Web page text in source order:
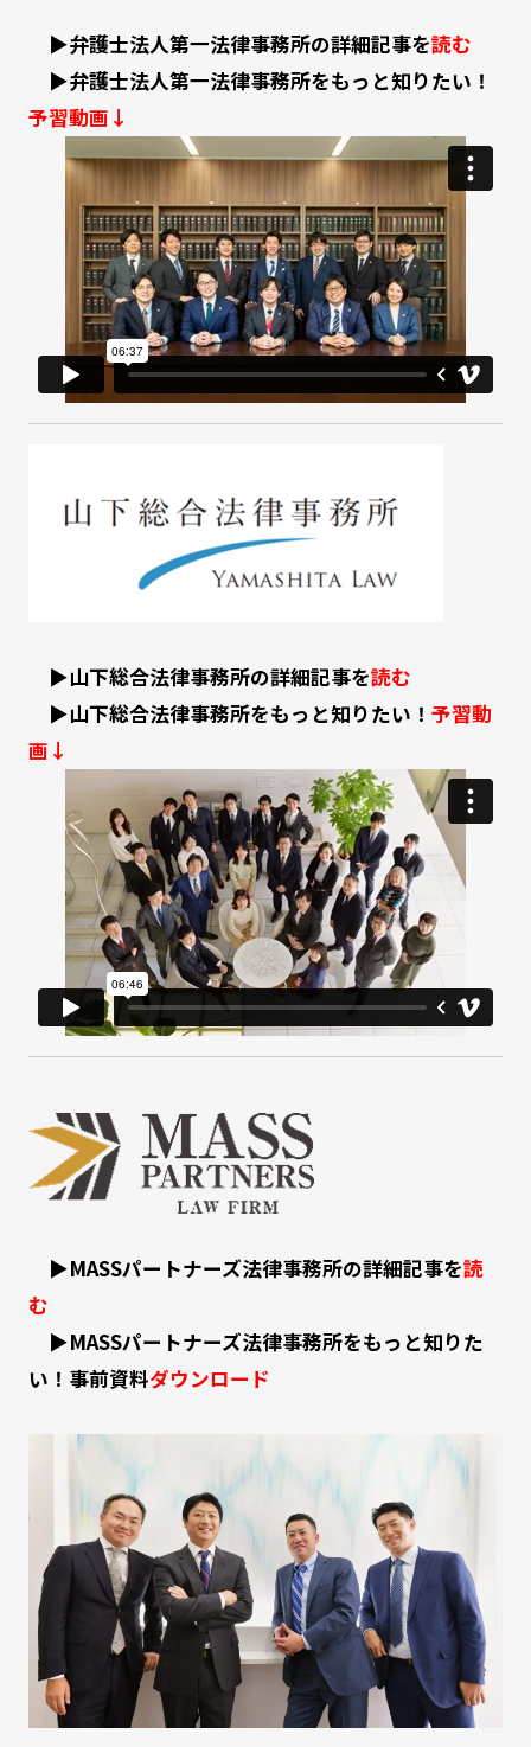
▶弁護士法人第一法律事務所の詳細記事を読む
▶弁護士法人第一法律事務所をもっと知りたい！
予習動画↓
▶山下総合法律事務所の詳細記事を読む
▶山下総合法律事務所をもっと知りたい！ 予習動
画↓
▶MASSパートナーズ法律事務所の詳細記事を読
む
▶MASSパートナーズ法律事務所をもっと知りた
い！事前資料ダウンロード